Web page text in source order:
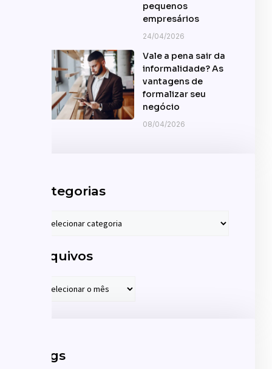
pequenos
empresários
24/04/2026
Vale a pena sair da
informalidade? As
vantagens de
formalizar seu
negócio
08/04/2026
Categorias
Arquivos
Tags